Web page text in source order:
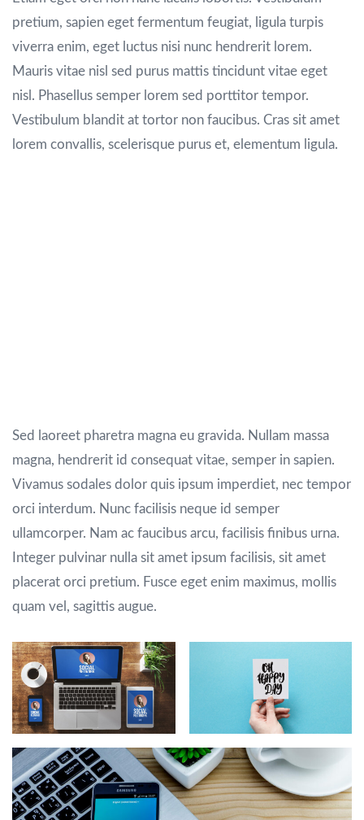
pretium, sapien eget fermentum feugiat, ligula turpis
viverra enim, eget luctus nisi nunc hendrerit lorem.
Mauris vitae nisl sed purus mattis tincidunt vitae eget
nisl. Phasellus semper lorem sed porttitor tempor.
Vestibulum blandit at tortor non faucibus. Cras sit amet
lorem convallis, scelerisque purus et, elementum ligula.
Sed laoreet pharetra magna eu gravida. Nullam massa
magna, hendrerit id consequat vitae, semper in sapien.
Vivamus sodales dolor quis ipsum imperdiet, nec tempor
orci interdum. Nunc facilisis neque id semper
ullamcorper. Nam ac faucibus arcu, facilisis finibus urna.
Integer pulvinar nulla sit amet ipsum facilisis, sit amet
placerat orci pretium. Fusce eget enim maximus, mollis
quam vel, sagittis augue.